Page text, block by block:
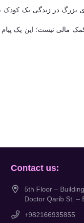
بزرگ در زندگی یک کودک
مالی نیست؛ این یک
Contact us:
5th Floor –
Doctor Qarib St. –
+982166935855